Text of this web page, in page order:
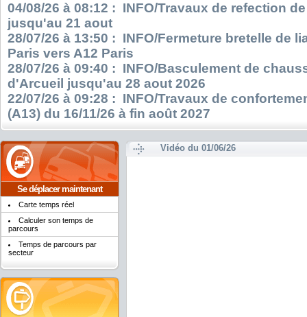
04/08/26 à 08:12 : INFO/Travaux de refection
jusqu'au 21 aout
28/07/26 à 13:50 : INFO/Fermeture bretelle de
Paris vers A12 Paris
28/07/26 à 09:40 : INFO/Basculement de
d'Arcueil jusqu'au 28 aout 2026
22/07/26 à 09:28 : INFO/Travaux de
(A13) du 16/11/26 à fin août 2027
Se déplacer maintenant
Carte temps réel
Calculer son temps de
parcours
Temps de parcours par
secteur
Vidéo du 01/06/26